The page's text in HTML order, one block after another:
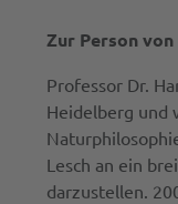
Zur Person von
Professor Dr.
Heidelberg und
Lesch an ein
darzustellen.